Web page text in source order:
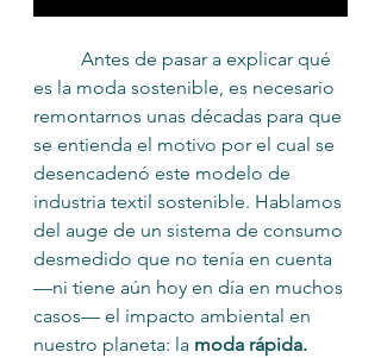
es la moda sostenible, es necesario
remontarnos unas décadas para que
se entienda el motivo por el cual se
desencadenó este modelo de
industria textil sostenible. Hablamos
del auge de un sistema de consumo
desmedido que no tenía en cuenta
—ni tiene aún hoy en día en muchos
casos— el impacto ambiental en
nuestro planeta: la moda rápida.